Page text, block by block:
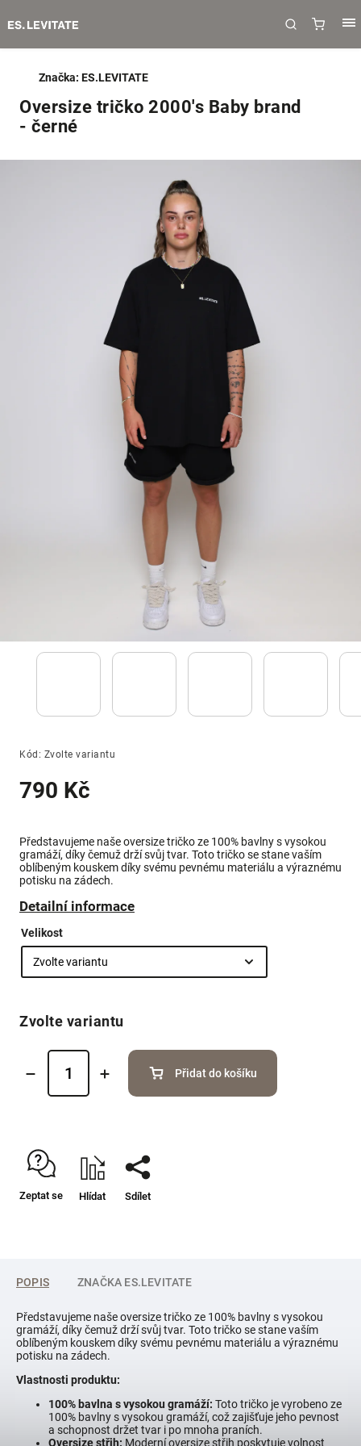
Oversize tričko 2000's Baby brand
- černé
Kód: Zvolte variantu
790 Kč
Představujeme naše oversize tričko ze 100% bavlny s vysokou
gramáží, díky čemuž drží svůj tvar. Toto tričko se stane vaším
oblíbeným kouskem díky svému pevnému materiálu a výraznému
potisku na zádech.
Detailní informace
Značka: ES.LEVITATE
Velikost
Zvolte variantu
Přidat do košíku
Zeptat se Hlídat Sdílet
POPIS ZNAČKA ES.LEVITATE
Představujeme naše oversize tričko ze 100% bavlny s vysokou
gramáží, díky čemuž drží svůj tvar. Toto tričko se stane vaším
oblíbeným kouskem díky svému pevnému materiálu a výraznému
potisku na zádech.
Vlastnosti produktu:
100% bavlna s vysokou gramáží: Toto tričko je vyrobeno ze
100% bavlny s vysokou gramáží, což zajišťuje jeho pevnost
a schopnost držet tvar i po mnoha praních.
Oversize střih: Moderní oversize střih poskytuje volnost